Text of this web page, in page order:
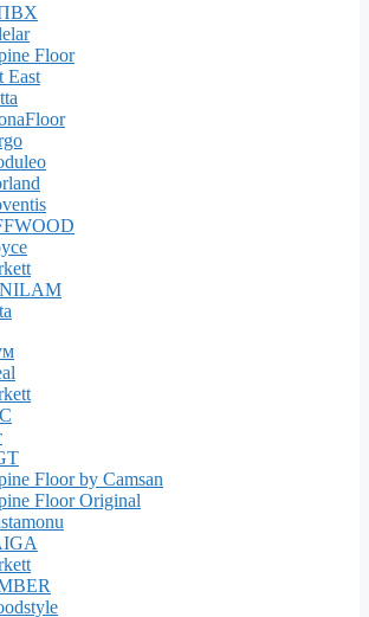
Floor
East
Floor by Camsan
Floor Original